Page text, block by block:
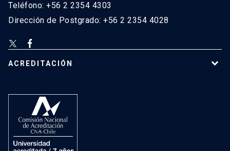
Teléfono: +56 2 2354 4303
Dirección de Postgrado: +56 2 2354 4028
ACREDITACIÓN